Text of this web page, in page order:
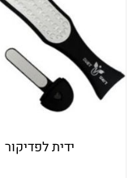
ידית לפדיקור